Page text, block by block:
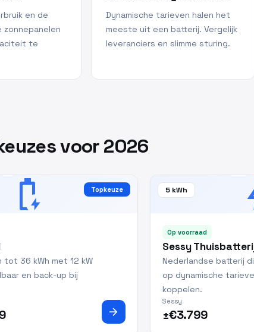
en de
te
Dynamische tarieven halen het
meeste uit een batterij. Vergelijk
leveranciers en slimme sturing.
voor 2026
battery_charging_full Topkeuze
tot 36 kWh met 12 kW
en back-up bij
arrow_forward
5 kWh
Op voorraad
Sessy
Nederlandse batterij
op dynamische
koppelen.
Sessy
±€3.799